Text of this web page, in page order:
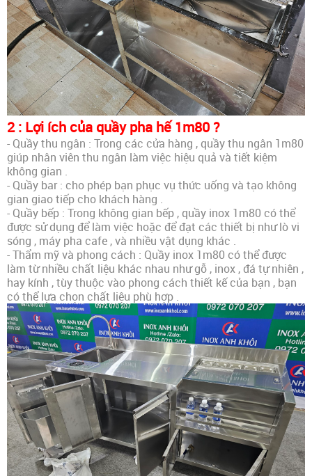
2 : Lợi ích của quầy pha hế 1m80 ?
- Quầy thu ngân : Trong các cửa hàng , quầy thu ngân 1m80
giúp nhân viên thu ngân làm việc hiệu quả và tiết kiệm
không gian .
- Quầy bar : cho phép bạn phục vụ thức uống và tạo không
gian giao tiếp cho khách hàng .
- Quầy bếp : Trong không gian bếp , quầy inox 1m80 có thể
được sử dụng để làm việc hoặc để đạt các thiết bị như lò vi
sóng , máy pha cafe , và nhiều vật dụng khác .
- Thẩm mỹ và phong cách : Quầy inox 1m80 có thể được
làm từ nhiều chất liệu khác nhau như gỗ , inox , đá tự nhiên ,
hay kính , tùy thuộc vào phong cách thiết kế của bạn , bạn
có thể lựa chọn chất liệu phù hợp .